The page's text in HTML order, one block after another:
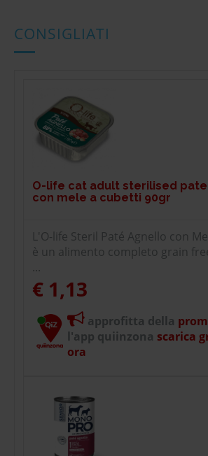
CONSIGLIATI
O-life cat adult sterilised
con mele a cubetti 90gr
L'O-life Steril Paté Agnello con
è un alimento completo grain
...
€ 1,13
approfitta della
l'app quiinzona scarica
ora